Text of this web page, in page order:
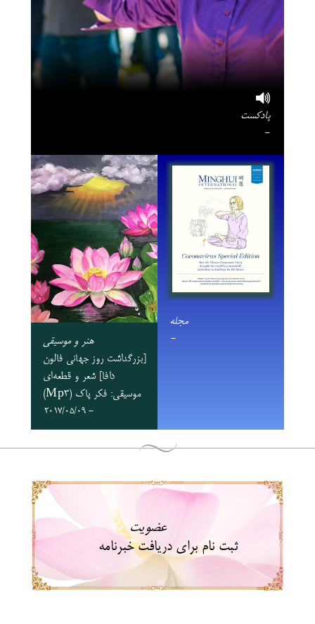
پادکست
-
مجله
-
هنر و موسیقی
[بزرگداشت روز جهانی فالون
دافا] شعر و قطعه‌ای
موسیقی: فکر پاک (Mp3)
- 2017/05/09
عضویت
ثبت نام برای دریافت خبرنامه